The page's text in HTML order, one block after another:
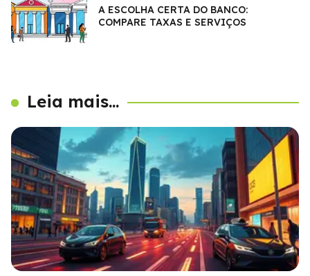
A ESCOLHA CERTA DO BANCO:
COMPARE TAXAS E SERVIÇOS
Leia mais...